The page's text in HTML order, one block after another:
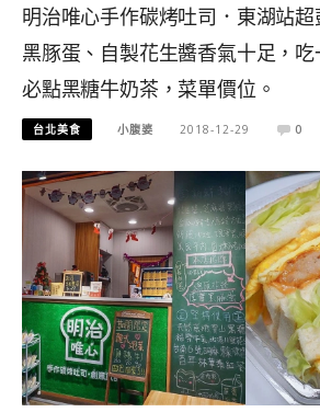
明治唯心手作碳烤吐司．東湖站
黑豚蛋、自製花生醬香氣十足，吃
必點黑糖牛奶茶，菜單價位。
台北美食 小腹婆 2018-12-29 0